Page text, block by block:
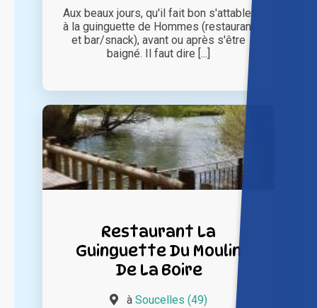
Aux beaux jours, qu'il fait bon s'attabler
à la guinguette de Hommes (restaurant
et bar/snack), avant ou après s'être
baigné. Il faut dire [...]
Restaurant La
Guinguette Du Moulin
De La Boire
à Soucelles (49)